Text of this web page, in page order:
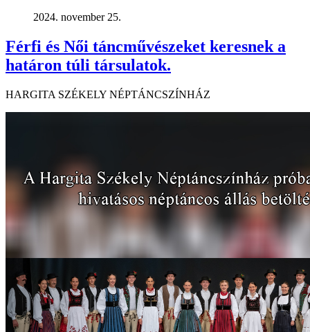
2024. november 25.
Férfi és Női táncművészeket keresnek a
határon túli társulatok.
HARGITA SZÉKELY NÉPTÁNCSZÍNHÁZ